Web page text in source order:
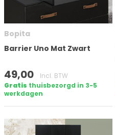
Merk
Filter toepassen
Bopita
Barrier Uno Mat Zwart
49,00
Incl. BTW
Gratis thuisbezorgd in 3-5
werkdagen